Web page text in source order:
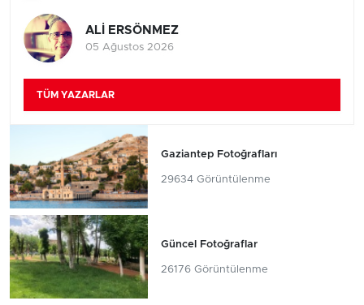
ALİ ERSÖNMEZ
05 Ağustos 2026
TÜM YAZARLAR
Gaziantep Fotoğrafları
29634 Görüntülenme
Güncel Fotoğraflar
26176 Görüntülenme